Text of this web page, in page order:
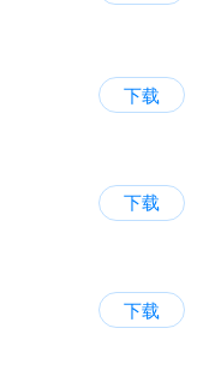
下载
下载
下载